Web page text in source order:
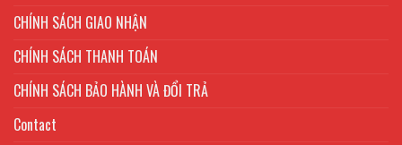
CHÍNH SÁCH GIAO NHẬN
CHÍNH SÁCH THANH TOÁN
CHÍNH SÁCH BẢO HÀNH VÀ ĐỔI TRẢ
Contact